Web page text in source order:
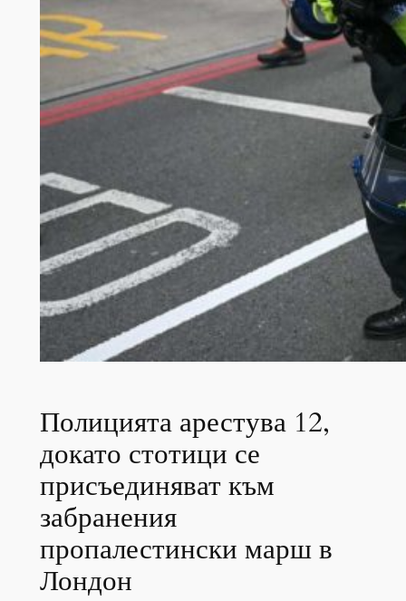
Полицията арестува 12,
докато стотици се
присъединяват към
забранения
пропалестински марш в
Лондон